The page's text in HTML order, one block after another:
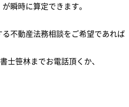
瞬時に算定できます。
不動産法務相談をご希望であれば
士笹林までお電話頂くか、